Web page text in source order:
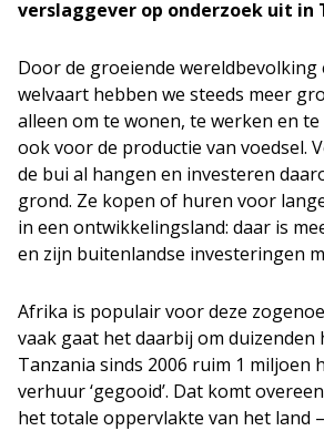
verslaggever op onderzoek uit in
Door de groeiende wereldbevolking
welvaart hebben we steeds meer
alleen om te wonen, te werken en
ook voor de productie van voedsel.
de bui al hangen en investeren
grond. Ze kopen of huren voor
in een ontwikkelingsland: daar is
en zijn buitenlandse investeringen
Afrika is populair voor deze
vaak gaat het daarbij om duizenden
Tanzania sinds 2006 ruim 1 miljoen
verhuur ‘gegooid’. Dat komt
het totale oppervlakte van het land